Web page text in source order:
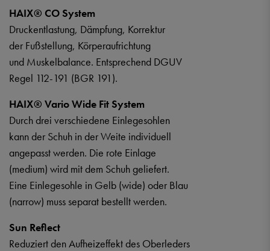
HAIX® CO System
Druckentlastung, Dämpfung, Korrektur
der Fußstellung, Körperaufrichtung
und Muskelbalance. Entsprechend DGUV
Regel 112-191 (BGR 191).
HAIX® Vario Wide Fit System
Durch drei verschiedene Einlegesohlen
kann der Schuh in der Weite individuell
angepasst werden. Die rote Einlage
(medium) wird mit dem Schuh geliefert.
Eine Einlegesohle in Gelb (wide) oder Blau
(narrow) muss separat bestellt werden.
Sun Reflect
Reduziert den Aufheizeffekt des Oberleders